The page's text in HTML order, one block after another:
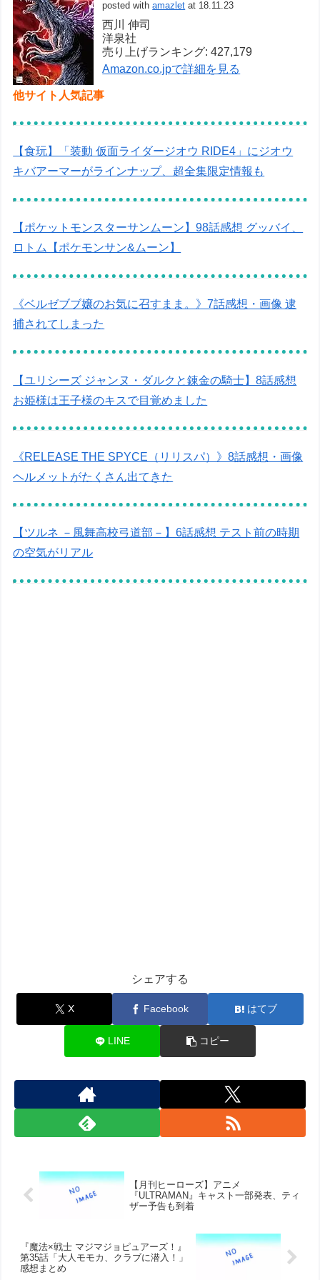
posted withamazlet at 18.11.23
西川 伸司
洋泉社
売り上げランキング: 427,179
Amazon.co.jpで詳細を見る
他サイト人気記事
【食玩】「装動 仮面ライダージオウ RIDE4」にジオウ
キバアーマーがラインナップ、超全集限定情報も
【ポケットモンスターサンムーン】98話感想 グッバイ、
ロトム【ポケモンサン&ムーン】
《ベルゼブブ嬢のお気に召すまま。》7話感想・画像 逮
捕されてしまった
【ユリシーズ ジャンヌ・ダルクと錬金の騎士】8話感想
お姫様は王子様のキスで目覚めました
《RELEASE THE SPYCE（リリスパ）》8話感想・画像
ヘルメットがたくさん出てきた
【ツルネ －風舞高校弓道部－】6話感想 テスト前の時期
の空気がリアル
シェアする
X Facebook はてブ
LINE コピー
【月刊ヒーローズ】アニメ
『ULTRAMAN』キャスト一部発表、ティ
ザー予告も到着
『魔法×戦士 マジマジョピュアーズ！』
第35話「大人モモカ、クラブに潜入！」
感想まとめ